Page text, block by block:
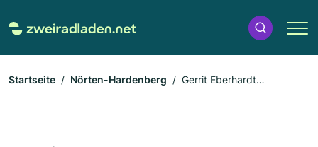
Startseite Nörten-Hardenberg
Gerrit Eberhardt